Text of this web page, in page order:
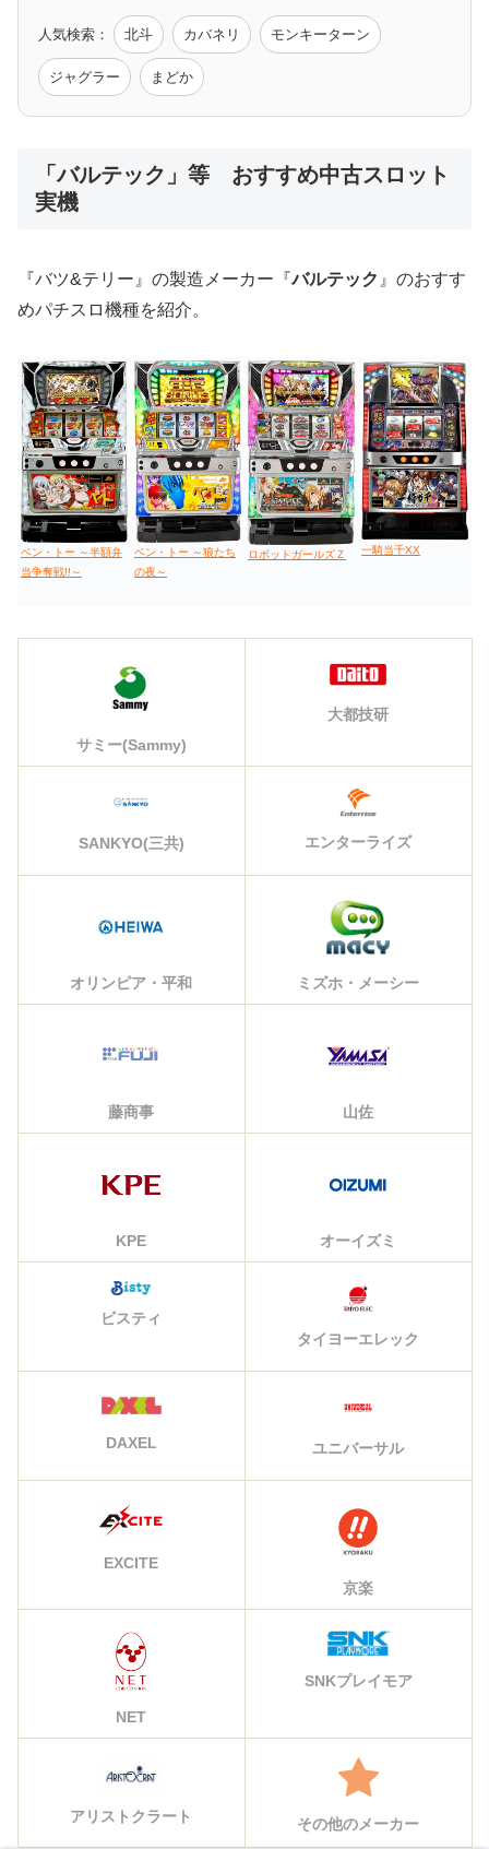
モンハン バイオ ペルソナ
値下げ台
人気検索： 北斗 カバネリ モンキーターン
ジャグラー まどか
「バルテック」等 おすすめ中古スロット
実機
『バツ&テリー』の製造メーカー『バルテック 』のおすす
めパチスロ機種を紹介。
ベン・トー ～半額弁
当争奪戦!!～
ベン・トー ～狼たち
の夜～
ロボットガールズＺ 一騎当千XX
サミー(Sammy)
大都技研
SANKYO(三共) エンターライズ
オリンピア・平和 ミズホ・メーシー
藤商事 山佐
KPE オーイズミ
ビスティ
タイヨーエレック
DAXEL ユニバーサル
EXCITE
京楽
NET
SNKプレイモア
アリストクラート その他のメーカー